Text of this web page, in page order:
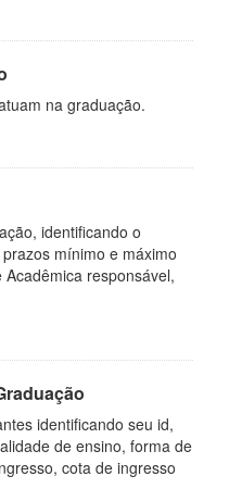
na graduação.
identificando o
mínimo e máximo
responsável,
identificando seu id,
de ensino, forma de
cota de ingresso